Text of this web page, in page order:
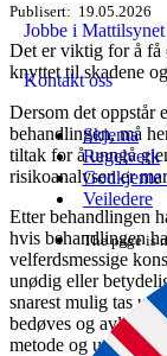
Jobbe i Mattilsynet
Kontakt oss
Skjema
Regelverk
Godkjente
Veiledere
The page is
Publisert 19.05.2026
Det er viktig for å få
knyttet til skadene
Dersom det oppstår
behandlingen, må
tiltak for å unngå
risikoanalysen er
Etter behandlingen
hvis behandlingen
velferdsmessige
unødig eller
snarest mulig tas ut
bedøves og avlives
metode og utstyr.